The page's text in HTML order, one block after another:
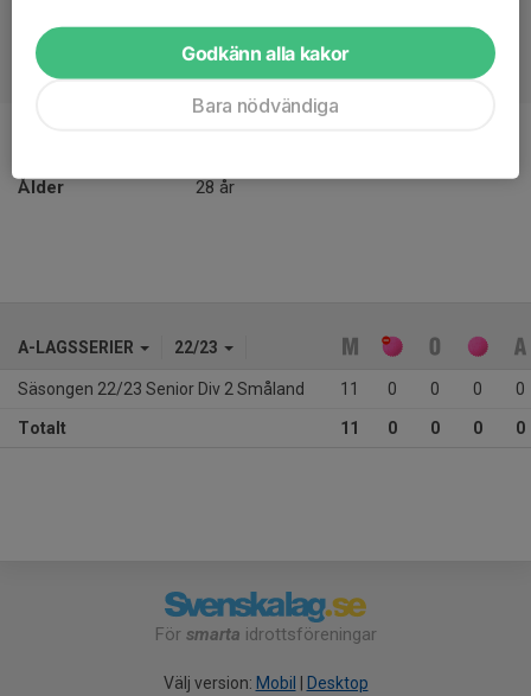
Ålder
28 år
A-LAGSSERIER 22/23
Säsongen 22/23 Senior Div 2 Småland 11 0 0 0 0
Totalt 11 0 0 0 0
För smarta idrottsföreningar
Välj version: Mobil Desktop
Godkänn alla kakor
Bara nödvändiga